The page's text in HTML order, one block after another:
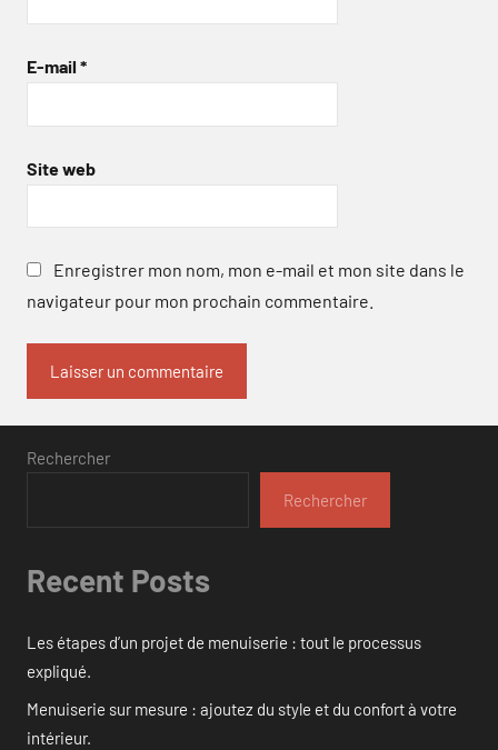
E-mail *
Site web
Enregistrer mon nom, mon e-mail et mon site dans le
navigateur pour mon prochain commentaire.
Rechercher
Rechercher
Recent Posts
Les étapes d’un projet de menuiserie : tout le processus
expliqué.
Menuiserie sur mesure : ajoutez du style et du confort à votre
intérieur.